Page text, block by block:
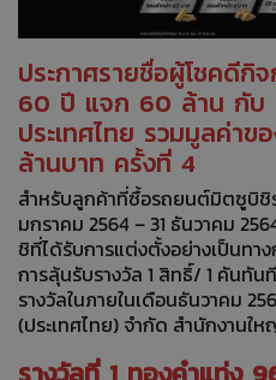
ประกาศรายชื่อผู้โชคดีกิ
60 ปี แจก 60 ล้าน กับ
ประเทศไทย รวมมูลค่าข
ล้านบาท ครั้งที่ 4
สำหรับลูกค้าที่ซื้อรถยนต์มิตซูบิชิ
มกราคม 2564 – 31 ธันวาคม
ชิที่ได้รับการแต่งตั้งอย่างเป็นทาง
การลุ้นรับรางวัล 1 สิทธิ์/ 1 คันทั
รางวัลในภายในเดือนธันวาคม
(ประเทศไทย) จำกัด สำนักงานให